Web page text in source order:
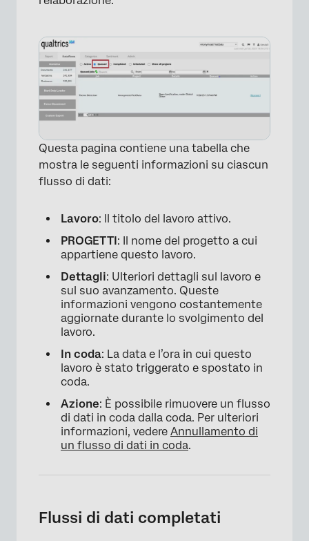
Questa pagina contiene una tabella che
mostra le seguenti informazioni su ciascun
flusso di dati:
Lavoro: Il titolo del lavoro attivo.
PROGETTI: Il nome del progetto a cui
appartiene questo lavoro.
Dettagli: Ulteriori dettagli sul lavoro e
sul suo avanzamento. Queste
informazioni vengono costantemente
aggiornate durante lo svolgimento del
lavoro.
In coda: La data e l’ora in cui questo
lavoro è stato triggerato e spostato in
coda.
Azione: È possibile rimuovere un flusso
di dati in coda dalla coda. Per ulteriori
informazioni, vedere Annullamento di
un flusso di dati in coda.
Flussi di dati completati